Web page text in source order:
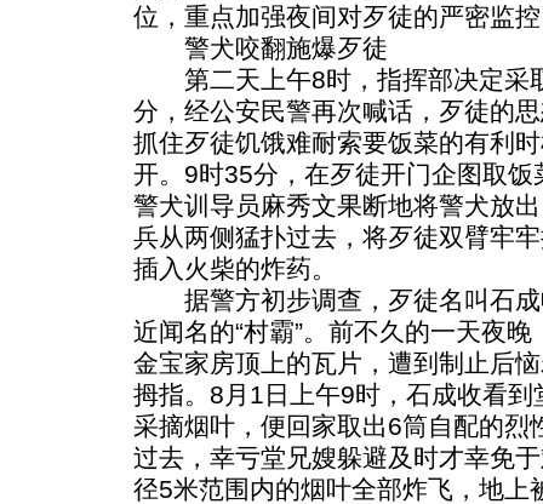
位，重点加强夜间对歹徒的严密监
警犬咬翻施爆歹徒
第二天上午8时，指挥部决定采
分，经公安民警再次喊话，歹徒的
抓住歹徒饥饿难耐索要饭菜的有利
开。9时35分，在歹徒开门企图取
警犬训导员麻秀文果断地将警犬放
兵从两侧猛扑过去，将歹徒双臂牢
插入火柴的炸药。
据警方初步调查，歹徒名叫石成
近闻名的“村霸”。前不久的一天夜
金宝家房顶上的瓦片，遭到制止后
拇指。8月1日上午9时，石成收看
采摘烟叶，便回家取出6筒自配的烈
过去，幸亏堂兄嫂躲避及时才幸免
径5米范围内的烟叶全部炸飞，地上